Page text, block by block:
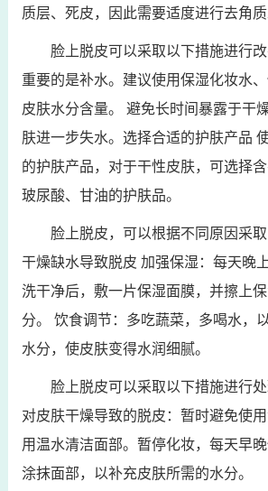
质层、死皮，因此需要适度进行去角质
脸上脱皮可以采取以下措施进行
重要的是补水。建议使用保湿化妆水
皮肤水分含量。 避免长时间暴露于干
肤进一步失水。选择合适的护肤产品
的护肤产品，对于干性皮肤，可选择
玻尿酸、甘油的护肤品。
脸上脱皮，可以根据不同原因采
干燥缺水导致脱皮 加强保湿：每天晚
洗干净后，敷一片保湿面膜，并擦上
分。 饮食调节：多吃蔬菜，多喝水，
水分，使皮肤变得水润细腻。
脸上脱皮可以采取以下措施进行
对皮肤干燥导致的脱皮：暂时避免使
用温水清洁面部。暂停化妆，每天早
涂抹面部，以补充皮肤所需的水分。